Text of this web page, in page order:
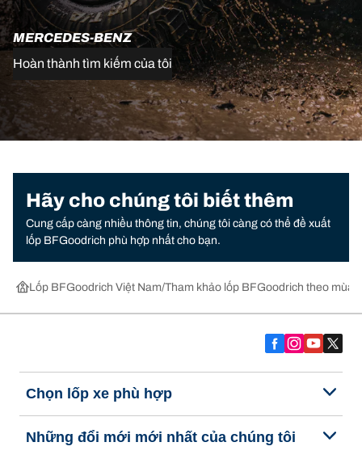
MERCEDES-BENZ
Hoàn thành tìm kiếm của tôi
Hãy cho chúng tôi biết thêm
Cung cấp càng nhiều thông tin, chúng tôi càng có thể đề xuất
lốp BFGoodrich phù hợp nhất cho bạn.
Lốp BFGoodrich Việt Nam Tham khảo lốp BFGoodrich theo
Chọn lốp xe phù hợp
Những đổi mới mới nhất của chúng tôi